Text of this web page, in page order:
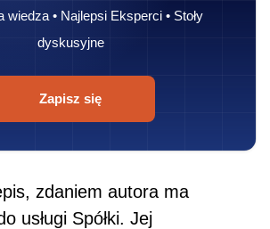
wiedza • Najlepsi Eksperci • Stoły
dyskusyjne
Zapisz się
zdaniem autora ma
usługi Spółki. Jej